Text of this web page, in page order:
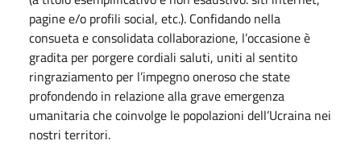
pagine e/o profili social, etc.). Confidando nella
consueta e consolidata collaborazione, l’occasione è
gradita per porgere cordiali saluti, uniti al sentito
ringraziamento per l’impegno oneroso che state
profondendo in relazione alla grave emergenza
umanitaria che coinvolge le popolazioni dell’Ucraina nei
nostri territori.